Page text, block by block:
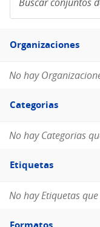
conjuntos
de
Filtro
Organizaciones
No hay
Filtro
Categorias
Categorias
No hay Categorias
Filtro
Etiquetas
Etiquetas
No hay Etiquetas
Filtro